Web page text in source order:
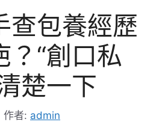
查包養經歷
？“創口私
楚一下
作者: admin